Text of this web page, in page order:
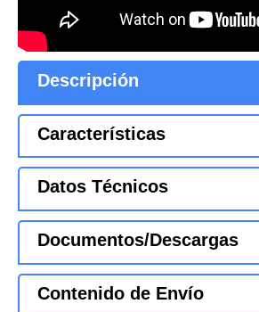
Descripción
Características
Datos Técnicos
Documentos/Descargas
Contenido de Envío